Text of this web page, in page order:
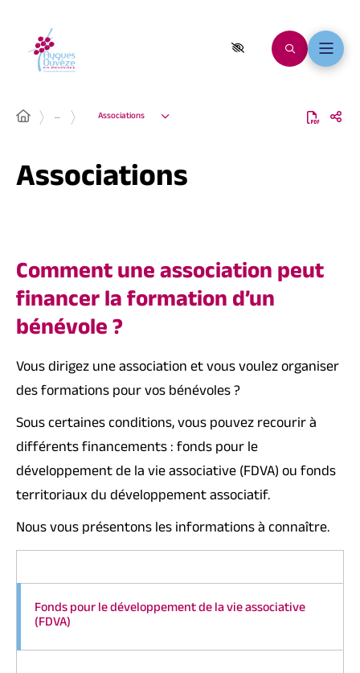
… Associations
Associations
Comment une association peut
financer la formation d’un
bénévole ?
Vous dirigez une association et vous voulez organiser
des formations pour vosbénévoles?
Sous certaines conditions, vous pouvez recourir à
différents financements : fonds pour le
développement de la vie associative (FDVA) ou fonds
territoriaux du développement associatif.
Nous vous présentons les informations à connaître.
Fonds pour le développement de la vie associative
(FDVA)